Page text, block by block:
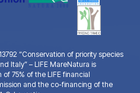
“Conservation of priority species
Italy” – LIFE MareNatura is
75% of the LIFE financial
and the co-financing of the